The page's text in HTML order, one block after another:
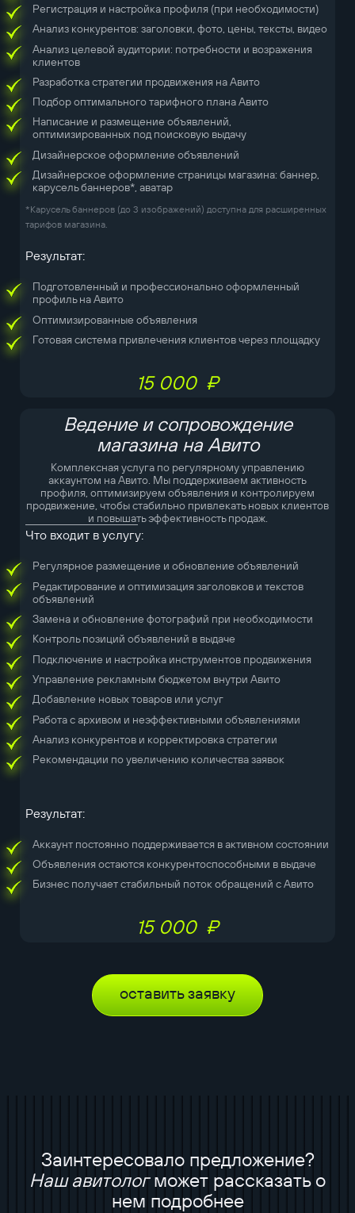
Регистрация и настройка профиля (при необходимости)
Анализ конкурентов: заголовки, фото, цены, тексты, видео
Анализ целевой аудитории: потребности и возражения
клиентов
Разработка стратегии продвижения на Авито
Подбор оптимального тарифного плана Авито
Написание и размещение объявлений,
оптимизированных под поисковую выдачу
Дизайнерское оформление объявлений
Дизайнерское оформление страницы магазина: баннер,
карусель баннеров*, аватар
*Карусель баннеров (до 3 изображений) доступна для расширенных
тарифов магазина.
Результат:
Подготовленный и профессионально оформленный
профиль на Авито
Оптимизированные объявления
Готовая система привлечения клиентов через площадку
15 000 ₽
Ведение и сопровождение
магазина на Авито
Комплексная услуга по регулярному управлению
аккаунтом на Авито. Мы поддерживаем активность
профиля, оптимизируем объявления и контролируем
продвижение, чтобы стабильно привлекать новых клиентов
и повышать эффективность продаж.
Что входит в услугу:
Регулярное размещение и обновление объявлений
Редактирование и оптимизация заголовков и текстов
объявлений
Замена и обновление фотографий при необходимости
Контроль позиций объявлений в выдаче
Подключение и настройка инструментов продвижения
Управление рекламным бюджетом внутри Авито
Добавление новых товаров или услуг
Работа с архивом и неэффективными объявлениями
Анализ конкурентов и корректировка стратегии
Рекомендации по увеличению количества заявок
Результат:
Аккаунт постоянно поддерживается в активном состоянии
Объявления остаются конкурентоспособными в выдаче
Бизнес получает стабильный поток обращений с Авито
15 000 ₽
оставить заявку
Заинтересовало предложение?
Наш авитологможет рассказать о
нем подробнее